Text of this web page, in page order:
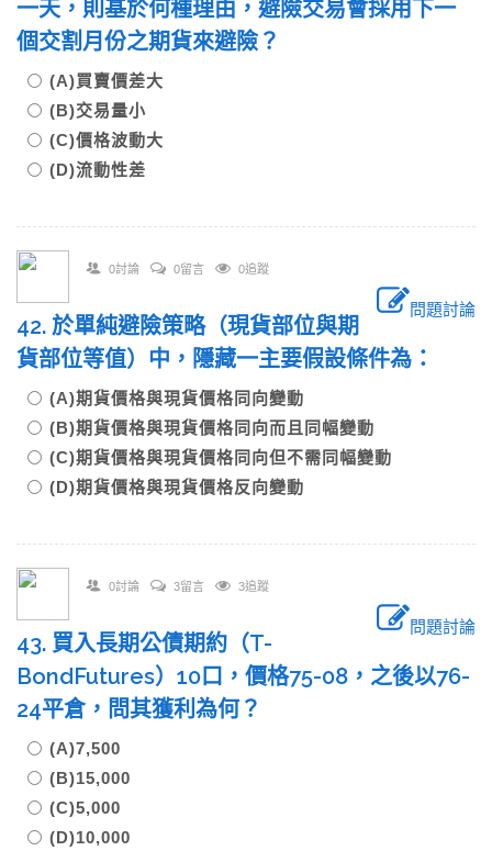
一天，則基於何種理由，避險交易會採用下一
個交割月份之期貨來避險？
(A)買賣價差大
(B)交易量小
(C)價格波動大
(D)流動性差
0討論 0留言 0追蹤
問題討論
42. 於單純避險策略（現貨部位與期
貨部位等值）中，隱藏一主要假設條件為：
(A)期貨價格與現貨價格同向變動
(B)期貨價格與現貨價格同向而且同幅變動
(C)期貨價格與現貨價格同向但不需同幅變動
(D)期貨價格與現貨價格反向變動
0討論 3留言 3追蹤
問題討論
43. 買入長期公債期約（T-
BondFutures）10口，價格75-08，之後以76-
24平倉，問其獲利為何？
(A)7,500
(B)15,000
(C)5,000
(D)10,000